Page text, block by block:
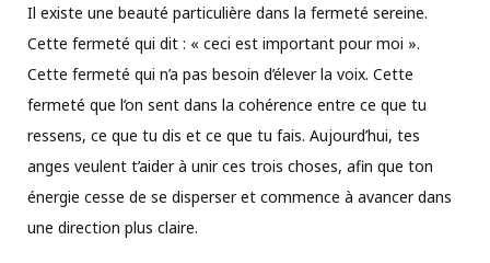
Il existe une beauté particulière dans la fermeté sereine.
Cette fermeté qui dit : « ceci est important pour moi ».
Cette fermeté qui n’a pas besoin d’élever la voix. Cette
fermeté que l’on sent dans la cohérence entre ce que tu
ressens, ce que tu dis et ce que tu fais. Aujourd’hui, tes
anges veulent t’aider à unir ces trois choses, afin que ton
énergie cesse de se disperser et commence à avancer dans
une direction plus claire.